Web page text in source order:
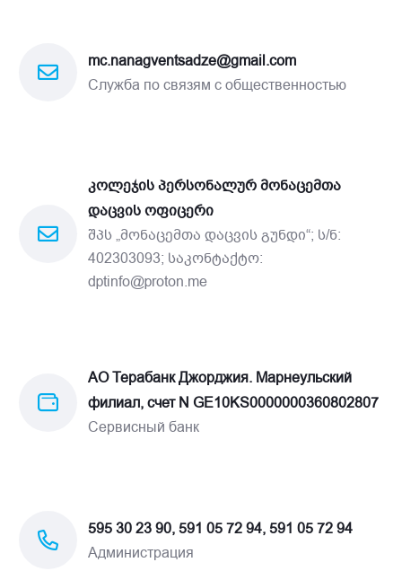
mc.nanagventsadze@gmail.com
Служба по связям с общественностью
კოლეჯის პერსონალურ მონაცემთა
დაცვის ოფიცერი
შპს „მონაცემთა დაცვის გუნდი“; ს/ნ:
402303093; საკონტაქტო:
dptinfo@proton.me
АО Терабанк Джорджия. Марнеульский
филиал, счет N GE10KS0000000360802807
Сервисный банк
595 30 23 90, 591 05 72 94, 591 05 72 94
Администрация